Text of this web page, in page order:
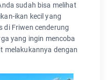
sudah bisa melihat
ikan kecil yang
di Friwen cenderung
yang ingin mencoba
melakukannya dengan